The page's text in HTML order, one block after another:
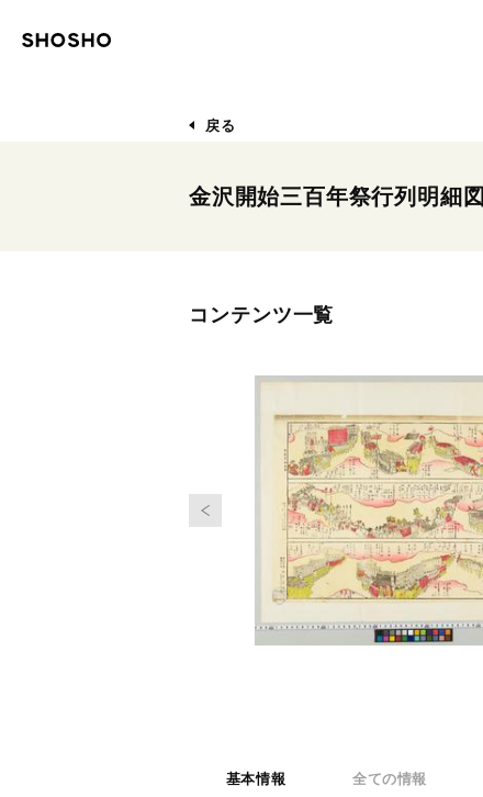
戻る
金沢開始三百年祭行列明細図
コンテンツ一覧
基本情報 全ての情報